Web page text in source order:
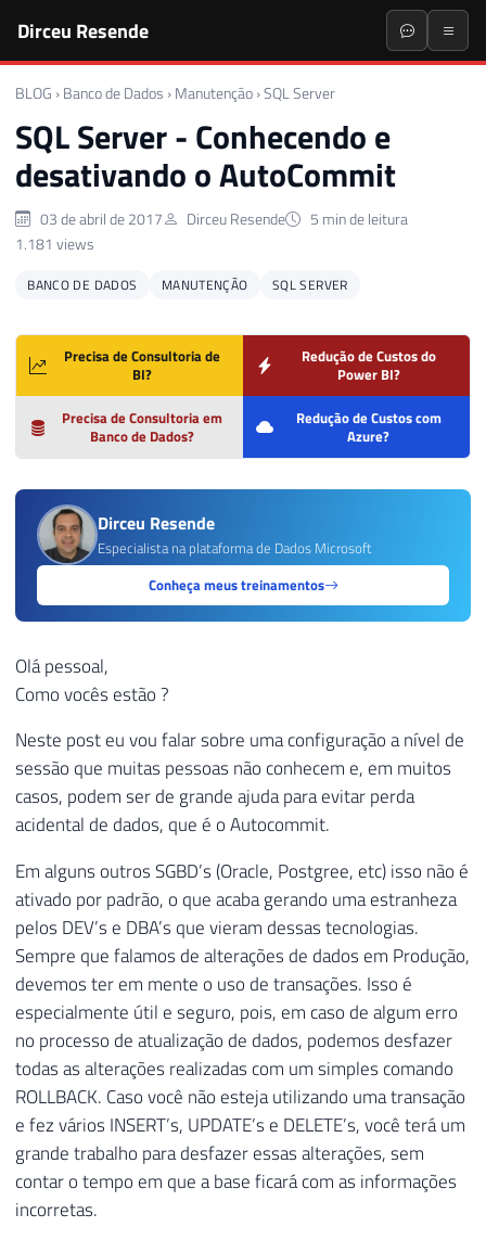
Dirceu Resende
BLOG › Banco de Dados › Manutenção ›SQL Server
SQL Server - Conhecendo e
desativando o AutoCommit
03 de abril de 2017 Dirceu Resende
5 min de leitura
1.181 views
BANCO DE DADOS MANUTENÇÃO SQL SERVER
Precisa de Consultoria de
BI?
Redução de Custos do
Power BI?
Precisa de Consultoria em
Banco de Dados?
Redução de Custos com
Azure?
Dirceu Resende
Especialista na plataforma de Dados Microsoft
Conheça meus treinamentos
Olá pessoal,
Como vocês estão ?
Neste post eu vou falar sobre uma configuração a nível de
sessão que muitas pessoas não conhecem e, em muitos
casos, podem ser de grande ajuda para evitar perda
acidental de dados, que é o Autocommit.
Em alguns outros SGBD’s (Oracle, Postgree, etc) isso não é
ativado por padrão, o que acaba gerando uma estranheza
pelos DEV’s e DBA’s que vieram dessas tecnologias.
Sempre que falamos de alterações de dados em Produção,
devemos ter em mente o uso de transações. Isso é
especialmente útil e seguro, pois, em caso de algum erro
no processo de atualização de dados, podemos desfazer
todas as alterações realizadas com um simples comando
ROLLBACK. Caso você não esteja utilizando uma transação
e fez vários INSERT’s, UPDATE’s e DELETE’s, você terá um
grande trabalho para desfazer essas alterações, sem
contar o tempo em que a base ficará com as informações
incorretas.